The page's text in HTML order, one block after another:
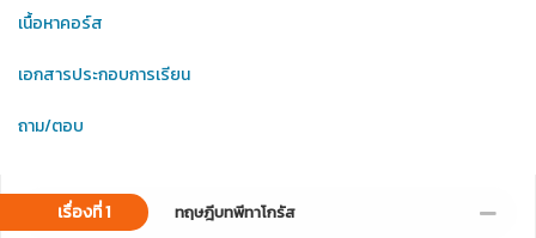
เนื้อหาคอร์ส
เอกสารประกอบการเรียน
ถาม/ตอบ
เรื่องที่ 1 ทฤษฎีบทพีทาโกรัส